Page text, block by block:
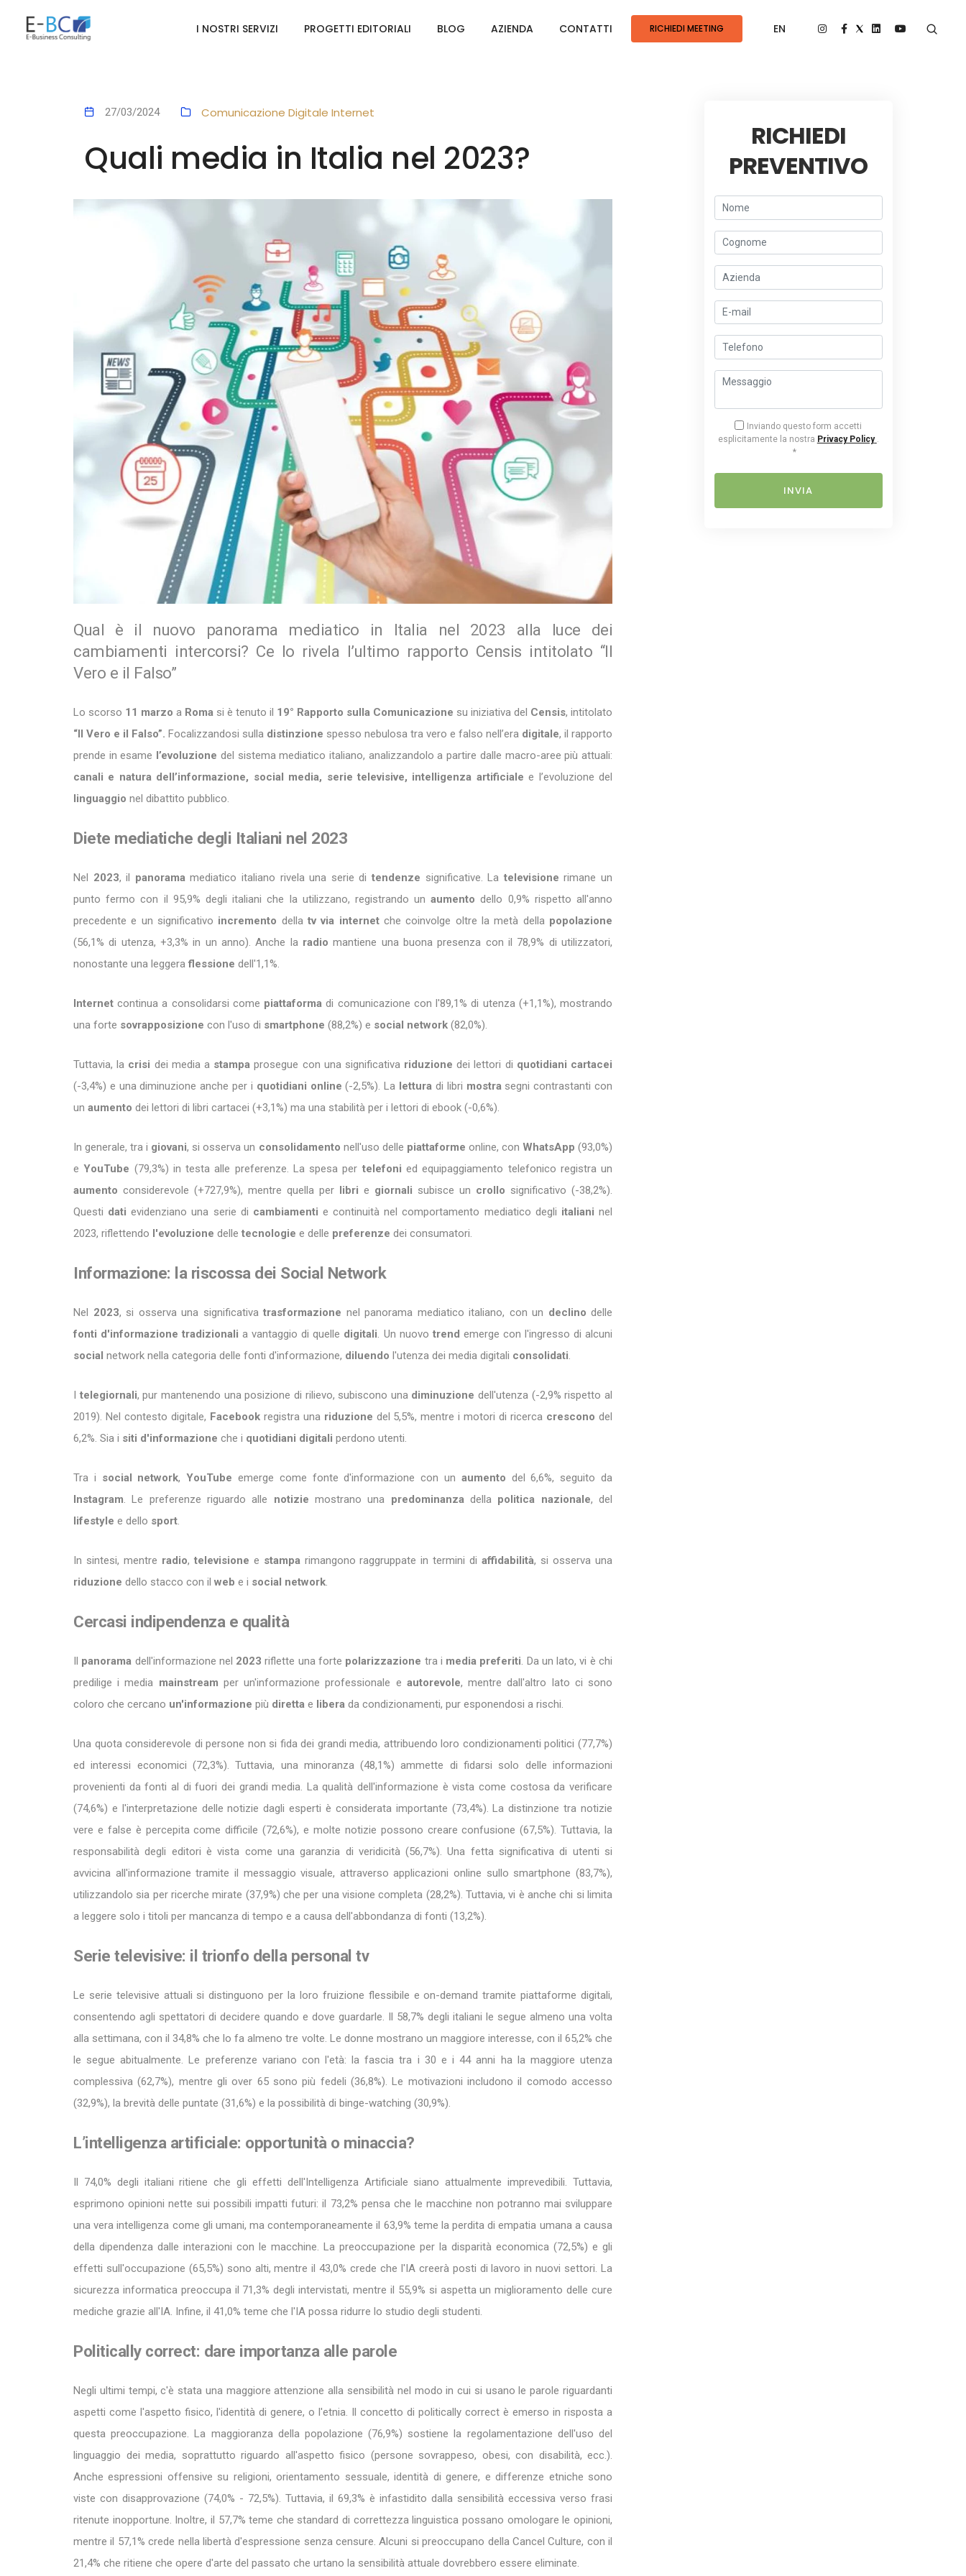
I NOSTRI SERVIZI PROGETTI EDITORIALI BLOG AZIENDA CONTATTI RICHIEDI MEETING EN
27/03/2024 Comunicazione Digitale Internet
Quali media in Italia nel 2023?
Qual è il nuovo panorama mediatico in Italia nel 2023 alla luce dei
cambiamenti intercorsi? Ce lo rivela l’ultimo rapporto Censis intitolato “Il
Vero e il Falso”
Lo scorso 11 marzo a Roma si è tenuto il 19° Rapporto sulla Comunicazione su iniziativa del Censis, intitolato
“Il Vero e il Falso”. Focalizzandosi sulla distinzione spesso nebulosa tra vero e falso nell’era digitale, il rapporto
prende in esame l’evoluzione del sistema mediatico italiano, analizzandolo a partire dalle macro-aree più attuali:
canali e natura dell’informazione, social media, serie televisive, intelligenza artificiale e l’evoluzione del
linguaggio nel dibattito pubblico.
Diete mediatiche degli Italiani nel 2023
Nel 2023, il panoramamediatico italiano rivela una serie ditendenze significative. La televisionerimane un
punto fermo con il 95,9% degli italiani che la utilizzano, registrando unaumentodello 0,9% rispetto all'anno
precedente e un significativo incremento dellatv via internetche coinvolge oltre la metà della popolazione
(56,1% di utenza, +3,3% in un anno). Anche la radiomantiene una buona presenza con il 78,9% di utilizzatori,
nonostante una leggeraflessione dell'1,1%.
Internetcontinua a consolidarsi come piattaformadi comunicazione con l'89,1% di utenza (+1,1%), mostrando
una forte sovrapposizione con l'uso di smartphone (88,2%) e social network (82,0%).
Tuttavia, la crisi dei media a stampaprosegue con una significativa riduzionedei lettori di quotidiani cartacei
(-3,4%) e una diminuzione anche per i quotidiani online(-2,5%). La lettura di libri mostra segni contrastanti con
un aumento dei lettori di libri cartacei (+3,1%) ma una stabilità per i lettori di ebook (-0,6%).
In generale, tra i giovani, si osserva un consolidamento nell'uso delle piattaforme online, con WhatsApp(93,0%)
eYouTube (79,3%) in testa alle preferenze. La spesa per telefoni ed equipaggiamento telefonico registra un
aumento considerevole (+727,9%), mentre quella per libri e giornali subisce un crollo significativo (-38,2%).
Questi datievidenziano una serie di cambiamenti e continuità nel comportamento mediatico degli italianinel
2023, riflettendo l'evoluzione delle tecnologie e delle preferenze dei consumatori.
Informazione: la riscossa dei Social Network
Nel 2023, si osserva una significativa trasformazione nel panorama mediatico italiano, con un declino delle
fonti d'informazione tradizionali a vantaggio di quelle digitali. Un nuovo trend emerge con l'ingresso di alcuni
social network nella categoria delle fonti d'informazione, diluendo l'utenza dei media digitali consolidati.
I telegiornali, pur mantenendo una posizione di rilievo, subiscono una diminuzionedell'utenza (-2,9% rispetto al
2019). Nel contesto digitale, Facebook registra una riduzione del 5,5%, mentre i motori di ricerca crescono del
6,2%. Sia i siti d'informazione che i quotidiani digitali perdono utenti.
Tra i social network,YouTube emerge come fonte d'informazione con un aumento del 6,6%, seguito da
Instagram. Le preferenze riguardo alle notiziemostrano una predominanzadella politica nazionale, del
lifestyle e dello sport.
In sintesi, mentre radio, televisione e stampa rimangono raggruppate in termini diaffidabilità, si osserva una
riduzione dello stacco con il web e i social network.
Cercasi indipendenza e qualità
Il panorama dell'informazione nel 2023riflette una forte polarizzazione tra i media preferiti. Da un lato, vi è chi
predilige i media mainstream per un'informazione professionale e autorevole, mentre dall'altro lato ci sono
coloro che cercano un'informazione più diretta e libera da condizionamenti, pur esponendosi a rischi.
Una quota considerevole di persone non si fida dei grandi media, attribuendo loro condizionamenti politici (77,7%)
ed interessi economici (72,3%). Tuttavia, una minoranza (48,1%) ammette di fidarsi solo delle informazioni
provenienti da fonti al di fuori dei grandi media. La qualità dell'informazione è vista come costosa da verificare
(74,6%) e l'interpretazione delle notizie dagli esperti è considerata importante (73,4%). La distinzione tra notizie
vere e false è percepita come difficile (72,6%), e molte notizie possono creare confusione (67,5%). Tuttavia, la
responsabilità degli editori è vista come una garanzia di veridicità (56,7%). Una fetta significativa di utenti si
avvicina all'informazione tramite il messaggio visuale, attraverso applicazioni online sullo smartphone (83,7%),
utilizzandolo sia per ricerche mirate (37,9%) che per una visione completa (28,2%). Tuttavia, vi è anche chi si limita
a leggere solo i titoli per mancanza di tempo e a causa dell'abbondanza di fonti (13,2%).
Serie televisive: il trionfo della personal tv
Le serie televisive attuali si distinguono per la loro fruizione flessibile e on-demand tramite piattaforme digitali,
consentendo agli spettatori di decidere quando e dove guardarle. Il 58,7% degli italiani le segue almeno una volta
alla settimana, con il 34,8% che lo fa almeno tre volte. Le donne mostrano un maggiore interesse, con il 65,2% che
le segue abitualmente. Le preferenze variano con l'età: la fascia tra i 30 e i 44 anni ha la maggiore utenza
complessiva (62,7%), mentre gli over 65 sono più fedeli (36,8%). Le motivazioni includono il comodo accesso
(32,9%), la brevità delle puntate (31,6%) e la possibilità di binge-watching (30,9%).
L’intelligenza artificiale: opportunità o minaccia?
Il 74,0% degli italiani ritiene che gli effetti dell'Intelligenza Artificiale siano attualmente imprevedibili. Tuttavia,
esprimono opinioni nette sui possibili impatti futuri: il 73,2% pensa che le macchine non potranno mai sviluppare
una vera intelligenza come gli umani, ma contemporaneamente il 63,9% teme la perdita di empatia umana a causa
della dipendenza dalle interazioni con le macchine. La preoccupazione per la disparità economica (72,5%) e gli
effetti sull'occupazione (65,5%) sono alti, mentre il 43,0% crede che l'IA creerà posti di lavoro in nuovi settori. La
sicurezza informatica preoccupa il 71,3% degli intervistati, mentre il 55,9% si aspetta un miglioramento delle cure
mediche grazie all'IA. Infine, il 41,0% teme che l'IA possa ridurre lo studio degli studenti.
Politically correct: dare importanza alle parole
Negli ultimi tempi, c'è stata una maggiore attenzione alla sensibilità nel modo in cui si usano le parole riguardanti
aspetti come l'aspetto fisico, l'identità di genere, o l'etnia. Il concetto di politically correct è emerso in risposta a
questa preoccupazione. La maggioranza della popolazione (76,9%) sostiene la regolamentazione dell'uso del
linguaggio dei media, soprattutto riguardo all'aspetto fisico (persone sovrappeso, obesi, con disabilità, ecc.).
Anche espressioni offensive su religioni, orientamento sessuale, identità di genere, e differenze etniche sono
viste con disapprovazione (74,0% - 72,5%). Tuttavia, il 69,3% è infastidito dalla sensibilità eccessiva verso frasi
ritenute inopportune. Inoltre, il 57,7% teme che standard di correttezza linguistica possano omologare le opinioni,
mentre il 57,1% crede nella libertà d'espressione senza censure. Alcuni si preoccupano della Cancel Culture, con il
21,4% che ritiene che opere d'arte del passato che urtano la sensibilità attuale dovrebbero essere eliminate.
RICHIEDI
PREVENTIVO
Inviando questo form accetti
esplicitamente la nostra Privacy Policy .
*
INVIA